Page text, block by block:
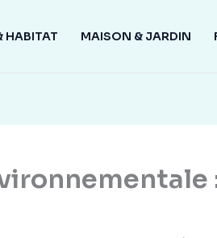
HABITAT MAISON & JARDIN